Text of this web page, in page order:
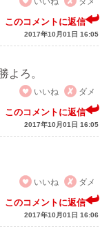
このコメントに返信
2017年10月01日 16:05
よろ。
いいね
ダメ
このコメントに返信
2017年10月01日 16:05
いいね
ダメ
このコメントに返信
2017年10月01日 16:06